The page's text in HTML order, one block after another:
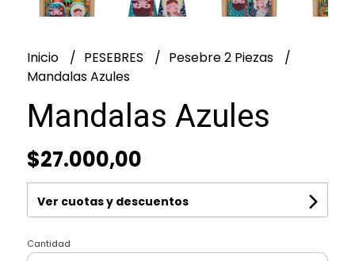
Inicio PESEBRES
Pesebre 2 Piezas
Mandalas Azules
Mandalas Azules
$27.000,00
Ver cuotas y descuentos
Cantidad